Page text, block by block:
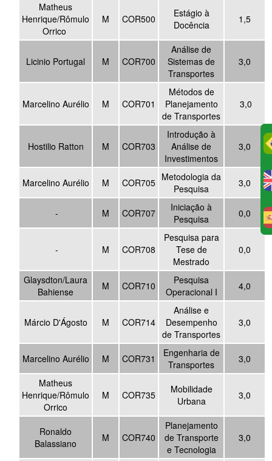
Matheus
Henrique/Rômulo
Orrico
M COR500
Estágio à
Docência
1,5
Licinio Portugal M COR700
Análise de
Sistemas de
Transportes
3,0
Marcelino Aurélio M COR701
Métodos de
Planejamento
de Transportes
3,0
Hostilio Ratton M COR703
Introdução à
Análise de
Investimentos
3,0
Marcelino Aurélio M COR705 Metodologia da
Pesquisa
3,0
- M COR707
Iniciação à
Pesquisa
0,0
- M COR708
Pesquisa para
Tese de
Mestrado
0,0
Glaysdton/Laura
Bahiense
M COR710
Pesquisa
Operacional I
4,0
Márcio D'Ágosto M COR714
Análise e
Desempenho
de Transportes
3,0
Marcelino Aurélio M COR731
Engenharia de
Transportes
3,0
Matheus
Henrique/Rômulo
Orrico
M COR735
Mobilidade
Urbana
3,0
Ronaldo
Balassiano
M COR740
Planejamento
de Transporte
e Tecnologia
3,0